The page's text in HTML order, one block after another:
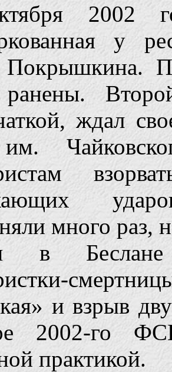
2002
у
Покрышкина.
ждал
много раз,
в Беслане
и взрыв
2002-го
практикой.